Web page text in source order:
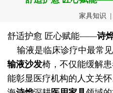
家具知识 |
舒适护愈 匠心赋能——诗
输液是临床诊疗中最常
输液沙发椅，不仅能缓解
能彰显医疗机构的人文关怀